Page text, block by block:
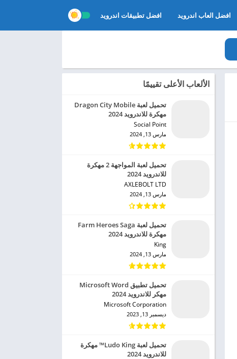
افضل العاب اندرويد افضل تطبيقات اندرويد
الألعاب الأعلى تقييمًا
تحميل لعبة Dragon City Mobile
مهكرة للاندرويد 2024
Social Point‏
مارس 13, 2024
تحميل لعبة المواجهة 2 مهكرة
للاندرويد 2024
AXLEBOLT LTD‏
مارس 13, 2024
تحميل لعبة Farm Heroes Saga
مهكرة للاندرويد 2024
King‏
مارس 13, 2024
تحميل تطبيق Microsoft Word
مهكر للاندرويد 2024
Microsoft Corporation‏
ديسمبر 13, 2023
تحميل لعبة Ludo King™ مهكرة
للاندرويد 2024